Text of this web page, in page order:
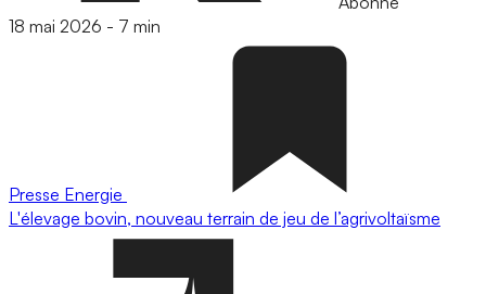
18 mai 2026 - 7 min
Presse Energie
L'élevage bovin, nouveau terrain de jeu de l’agrivoltaïsme